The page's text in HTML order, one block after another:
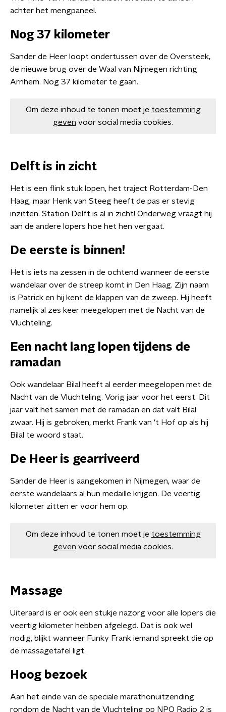
achter het mengpaneel.
Nog 37 kilometer
Sander de Heer loopt ondertussen over de Oversteek,
de nieuwe brug over de Waal van Nijmegen richting
Arnhem. Nog 37 kilometer te gaan.
Om deze inhoud te tonen moet je toestemming
geven voor social media cookies.
Delft is in zicht
Het is een flink stuk lopen, het traject Rotterdam-Den
Haag, maar Henk van Steeg heeft de pas er stevig
inzitten. Station Delft is al in zicht! Onderweg vraagt hij
aan de andere lopers hoe het hen vergaat.
De eerste is binnen!
Het is iets na zessen in de ochtend wanneer de eerste
wandelaar over de streep komt in Den Haag. Zijn naam
is Patrick en hij kent de klappen van de zweep. Hij heeft
namelijk al zes keer meegelopen met de Nacht van de
Vluchteling.
Een nacht lang lopen tijdens de
ramadan
Ook wandelaar Bilal heeft al eerder meegelopen met de
Nacht van de Vluchteling. Vorig jaar voor het eerst. Dit
jaar valt het samen met de ramadan en dat valt Bilal
zwaar. Hij is gebroken, merkt Frank van 't Hof op als hij
Bilal te woord staat.
De Heer is gearriveerd
Sander de Heer is aangekomen in Nijmegen, waar de
eerste wandelaars al hun medaille krijgen. De veertig
kilometer zitten er voor hem op.
Om deze inhoud te tonen moet je toestemming
geven voor social media cookies.
Massage
Uiteraard is er ook een stukje nazorg voor alle lopers die
veertig kilometer hebben afgelegd. Dat is ook wel
nodig, blijkt wanneer Funky Frank iemand spreekt die op
de massagetafel ligt.
Hoog bezoek
Aan het einde van de speciale marathonuitzending
rondom de Nacht van de Vluchteling op NPO Radio 2 is